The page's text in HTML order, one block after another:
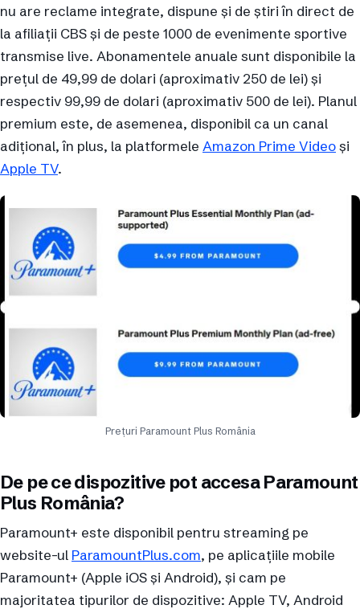
nu are reclame integrate, dispune și de știri în direct de
la afiliații CBS și de peste 1000 de evenimente sportive
transmise live. Abonamentele anuale sunt disponibile la
prețul de 49,99 de dolari (aproximativ 250 de lei) și
respectiv 99,99 de dolari (aproximativ 500 de lei). Planul
premium este, de asemenea, disponibil ca un canal
adițional, în plus, la platformele Amazon Prime Videoși
Apple TV.
Prețuri Paramount Plus România
De pe ce dispozitive pot accesa Paramount
Plus România?
Paramount+ este disponibil pentru streaming pe
website-ul ParamountPlus.com, pe aplicațiile mobile
Paramount+ (Apple iOS și Android), și cam pe
majoritatea tipurilor de dispozitive: Apple TV, Android